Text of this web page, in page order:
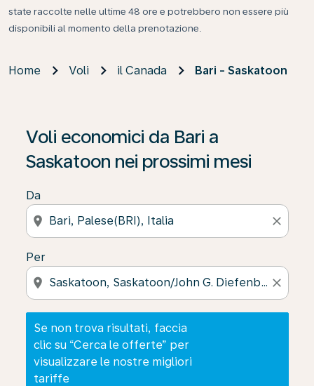
state raccolte nelle ultime 48 ore e potrebbero non essere più
disponibili al momento della prenotazione.
Home Voli il Canada Bari - Saskatoon
Voli economici da Bari a
Saskatoon nei prossimi mesi
Da
location_on close
Per
location_on close
Se non trova risultati, faccia
clic su “Cerca le offerte” per
visualizzare le nostre migliori
tariffe
Se non trova risultati, faccia clic su “Cerca le offerte”